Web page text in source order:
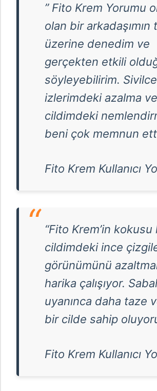
” Fito Krem Yorumu
olan bir arkadaşımın
üzerine denedim ve
gerçekten etkili
söyleyebilirim. Sivilce
izlerimdeki azalma ve
cildimdeki
beni çok memnun
Fito Krem Kullanıcı
“Fito Krem’in
cildimdeki ince
görünümünü
harika çalışıyor.
uyanınca daha taze
bir cilde sahip
Fito Krem Kullanıcı